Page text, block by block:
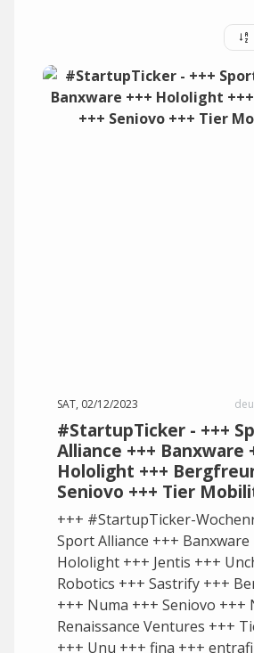
SAT, 02/12/2023
#StartupTicker - +++
Alliance +++ Banxware
Hololight +++
Seniovo +++ Tier
+++ #StartupTicker-
Sport Alliance +++ Banxware
Hololight +++ Jentis +++
Robotics +++ Sastrify +++
+++ Numa +++ Seniovo +++
Renaissance Ventures +++
+++ Unu +++ fina +++